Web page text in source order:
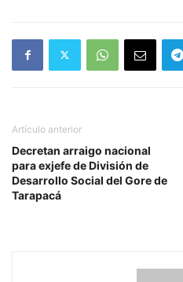
Artículo anterior
Decretan arraigo nacional
para exjefe de División de
Desarrollo Social del Gore de
Tarapacá